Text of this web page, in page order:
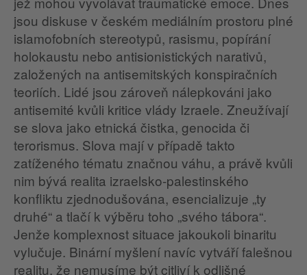
jsou diskuse v českém mediálním prostoru plné
islamofobních stereotypů, rasismu, popírání
holokaustu nebo antisionistických narativů,
založených na antisemitských konspiračních
teoriích. Lidé jsou zároveň nálepkováni jako
antisemité kvůli kritice vlády Izraele. Zneužívají
se slova jako etnická čistka, genocida či
terorismus. Slova mají v případě takto
zatíženého tématu značnou váhu, a právě kvůli
nim bývá realita izraelsko-palestinského
konfliktu zjednodušována, esencializuje „ty
druhé“ a tlačí k výběru toho „svého tábora“.
Jenže komplexnost situace jakoukoli binaritu
vylučuje. Binární myšlení navíc vytváří falešnou
realitu, že nemusíme být citliví k odlišné